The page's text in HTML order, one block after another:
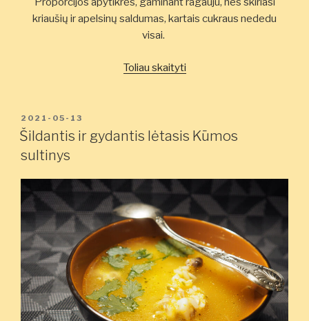
kriaušių ir apelsinų saldumas, kartais cukraus nededu
visai.
Toliau skaityti„Salotos
ypatingu
PASKELBTA
2021-05-13
Šildantis ir gydantis lėtasis Kūmos
sultinys